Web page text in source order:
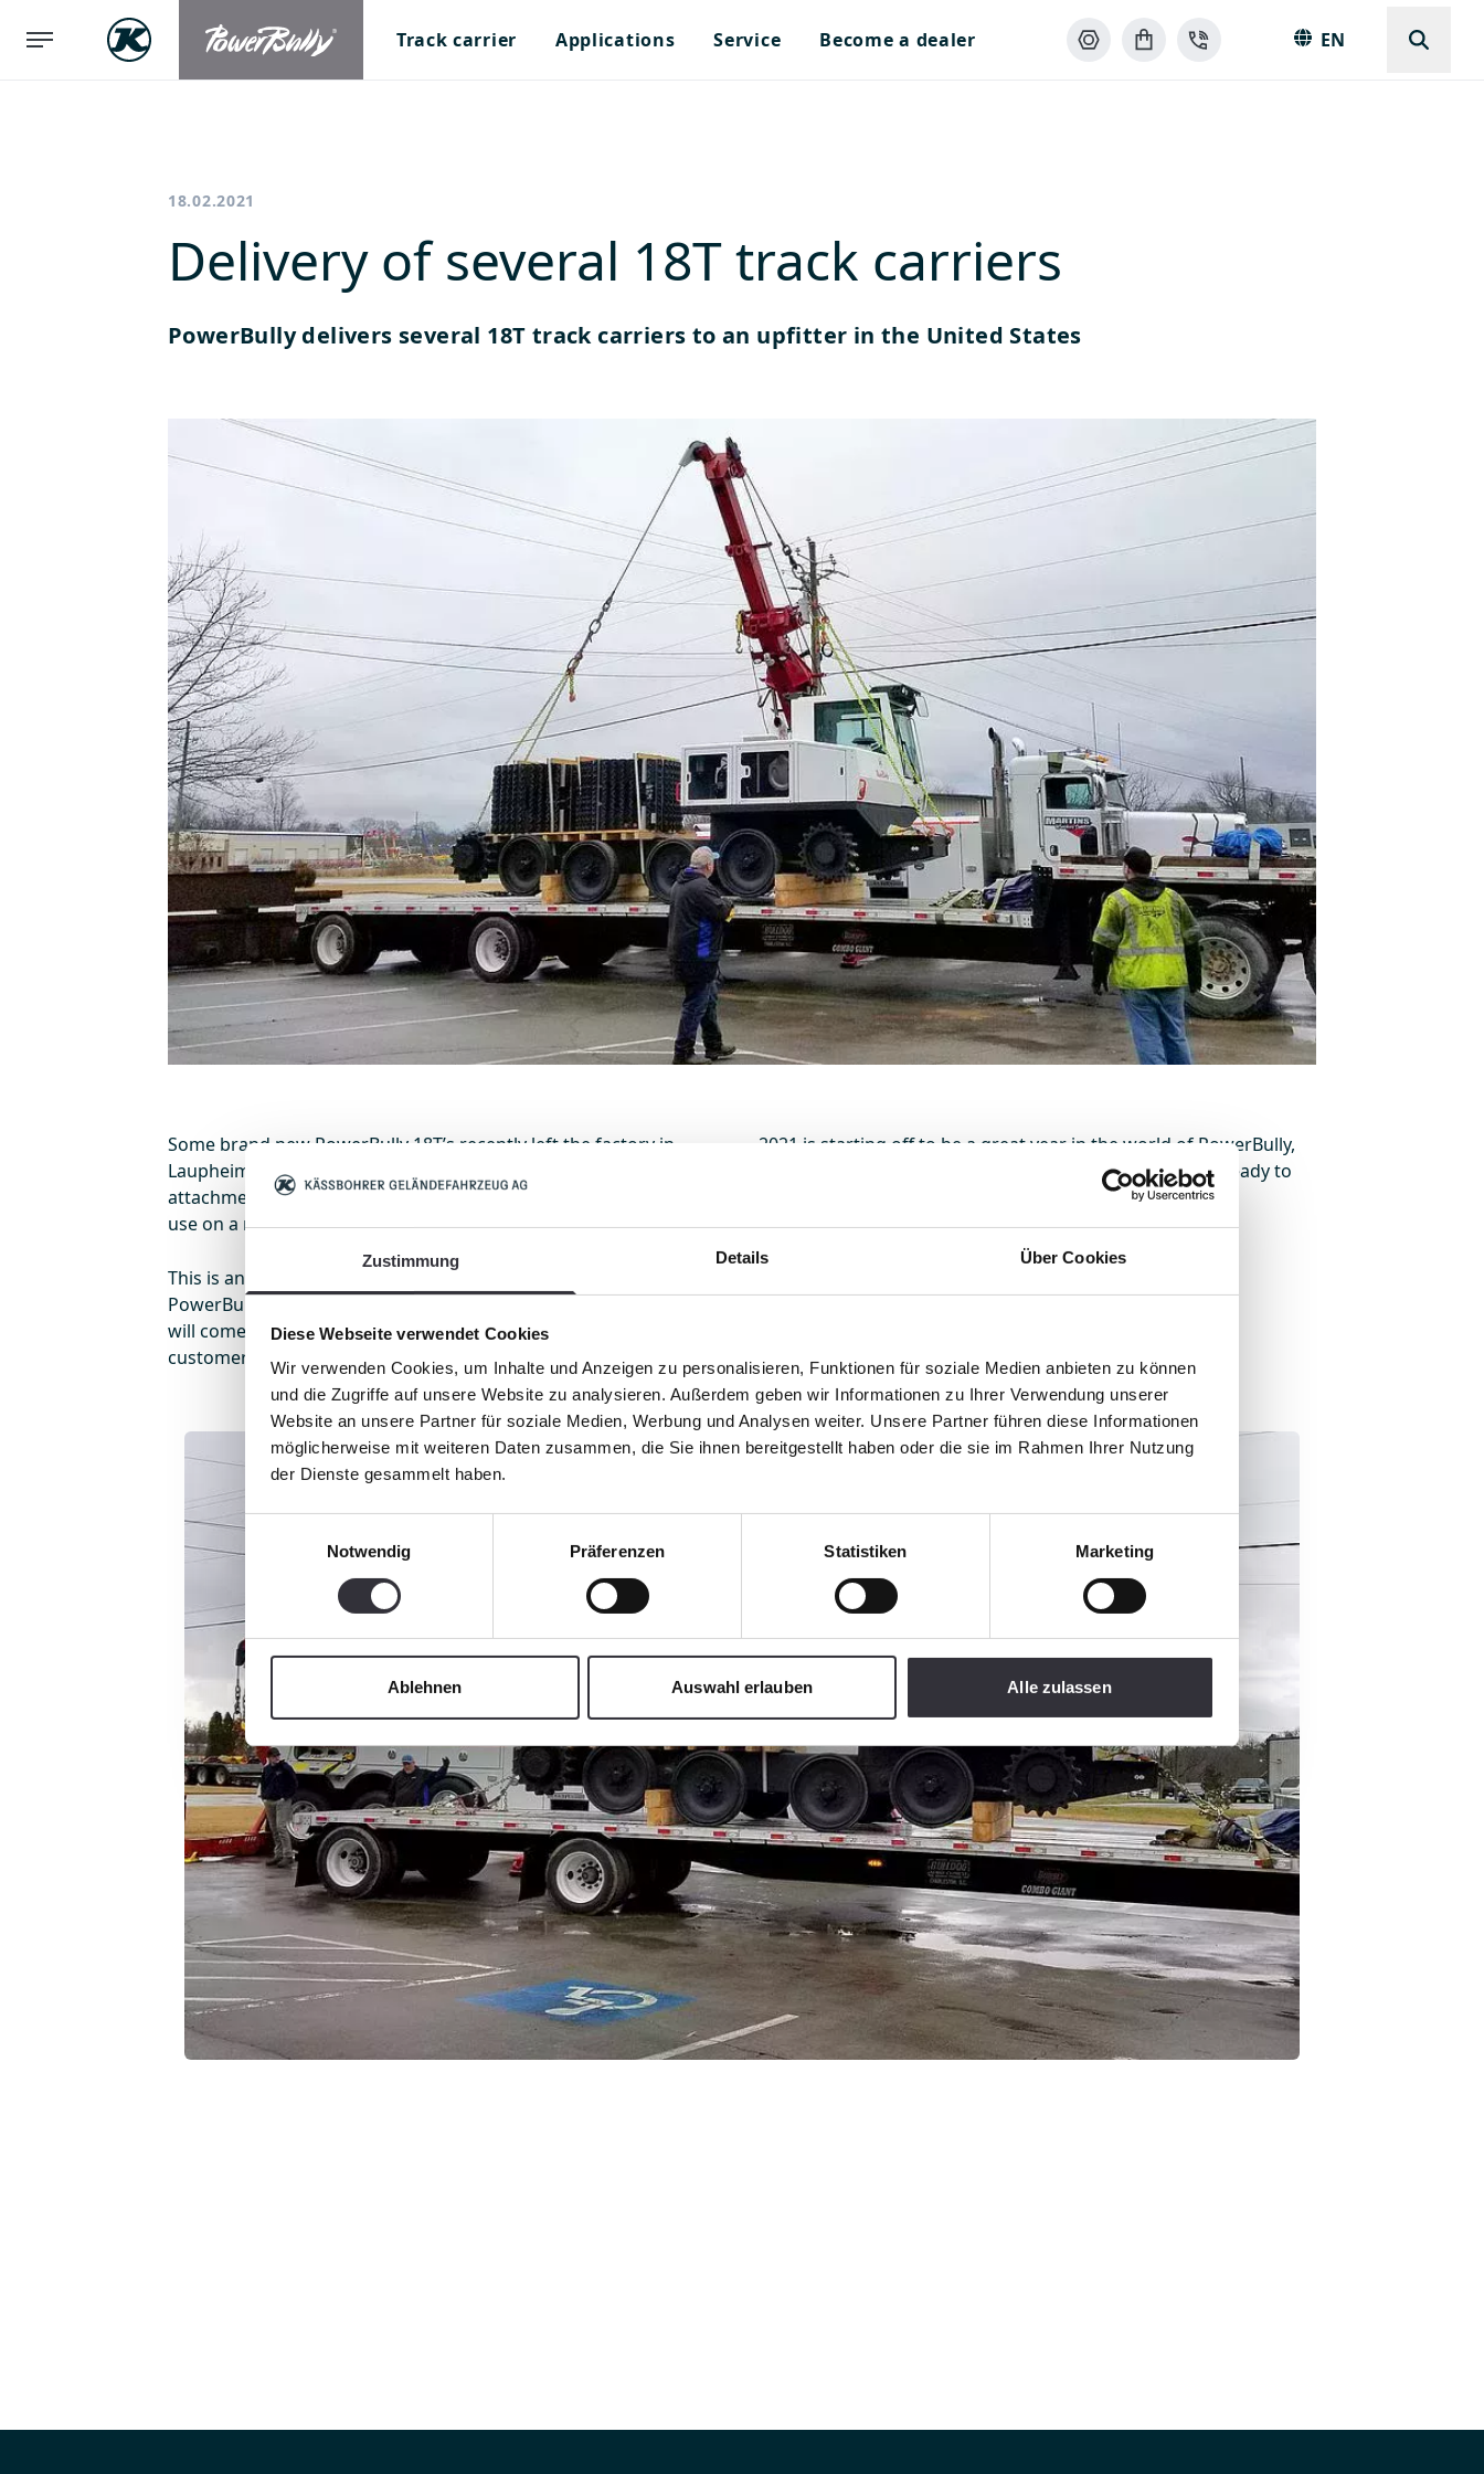
Zustimmung Details Über Cookies
Diese Webseite verwendet Cookies
Wir verwenden Cookies, um Inhalte und Anzeigen zu personalisieren, Funktionen für soziale Medien anbieten zu können
und die Zugriffe auf unsere Website zu analysieren. Außerdem geben wir Informationen zu Ihrer Verwendung unserer
Website an unsere Partner für soziale Medien, Werbung und Analysen weiter. Unsere Partner führen diese Informationen
möglicherweise mit weiteren Daten zusammen, die Sie ihnen bereitgestellt haben oder die sie im Rahmen Ihrer Nutzung
der Dienste gesammelt haben.
Einwilligungsauswahl
Notwendig
Präferenzen Statistiken Marketing
Ablehnen Auswahl erlauben Alle zulassen
Track carrier Applications Service Become a dealer EN
18.02.2021
Delivery of several 18T track carriers
PowerBully delivers several 18T track carriers to an upfitter in the United States
Some brand new PowerBully 18T’s recently left the factory in
Laupheim and are now on their way to be outfitted with various
attachments before they are delivered to the final customer for
use on a major project.
This is another milestone for us in the development of the
PowerBully brand as it marks the first time that our PowerBully’s
will come of the upfitter production line and go straight to the
customer.
2021 is starting off to be a great year in the world of PowerBully,
we look forward to seeing the units in the field and are ready to
show you exactly what you can expect from a PowerBully.